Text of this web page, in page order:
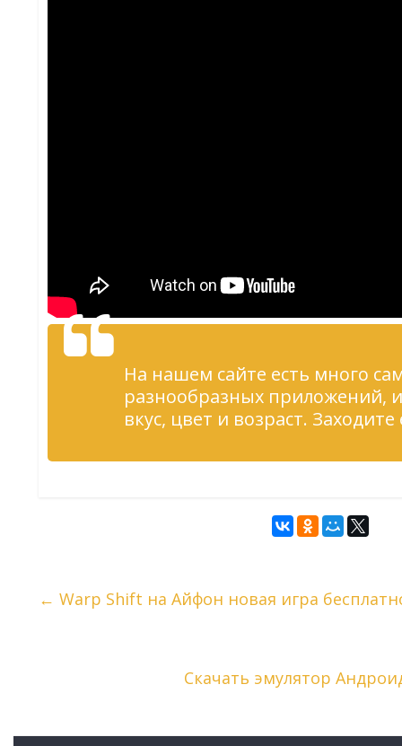
На нашем сайте есть много
разнообразных приложений,
вкус, цвет и возраст.
← Warp Shift на Айфон новая игра
Скачать эмулятор